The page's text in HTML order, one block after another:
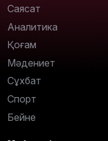
Саясат
Аналитика
Қоғам
Мәдениет
Сұхбат
Спорт
Бейне